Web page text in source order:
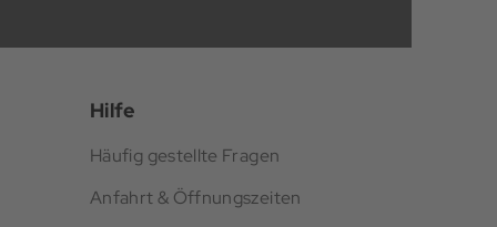
Hilfe
Häufig gestellte Fragen
Anfahrt & Öffnungszeiten